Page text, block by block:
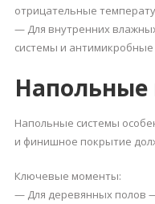
отрицательные
— Для внутренних
системы и антимикробные
Напольные
Напольные системы
и финишное покрытие
Ключевые моменты:
— Для деревянных полов